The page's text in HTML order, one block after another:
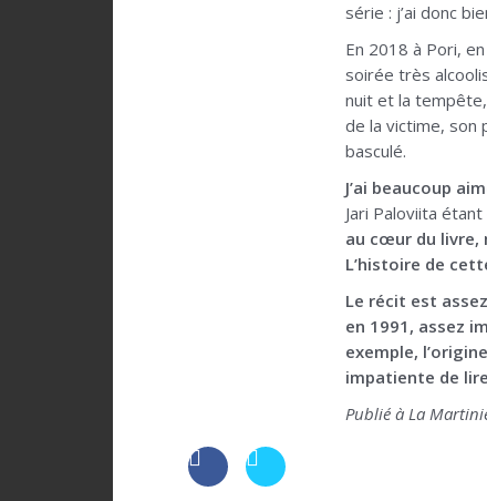
série : j’ai donc
En 2018 à Pori,
soirée très
nuit et la
de la victime, son
basculé.
J’ai beaucoup
Jari Paloviita
au cœur du livre,
L’histoire de
Le récit est
en 1991, assez
exemple,
impatiente de
Publié à La